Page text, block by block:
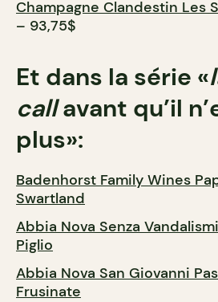
Champagne Clandestin Les
– 93,75$
Et dans la série «
callavant qu’il
plus»:
Badenhorst Family Wines
Swartland
Abbia Nova Senza
Piglio
Abbia Nova San Giovanni
Frusinate